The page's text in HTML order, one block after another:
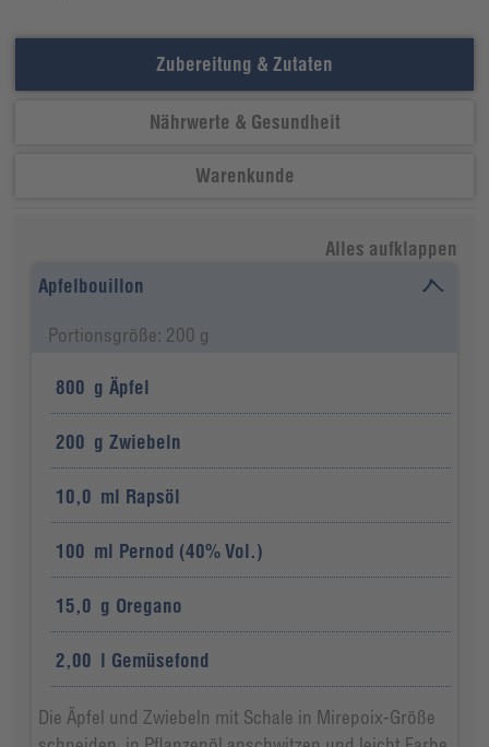
Zubereitung & Zutaten
Nährwerte & Gesundheit
Warenkunde
Alles aufklappen
Apfelbouillon
Portionsgröße: 200 g
800 g Äpfel
200 g Zwiebeln
10,0 ml Rapsöl
100 ml Pernod (40% Vol.)
15,0 g Oregano
2,00 l Gemüsefond
Die Äpfel und Zwiebeln mit Schale in Mirepoix-Größe